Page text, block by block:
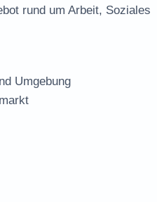
rund um Arbeit, Soziales
Umgebung